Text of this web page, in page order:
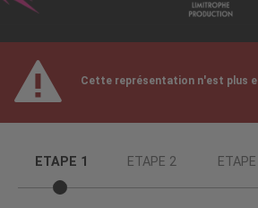
Site
officiel Cette représentation n'est plus
ETAPE 1 ETAPE 2